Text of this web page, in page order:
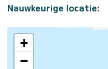
Nauwkeurige locatie:
+
−